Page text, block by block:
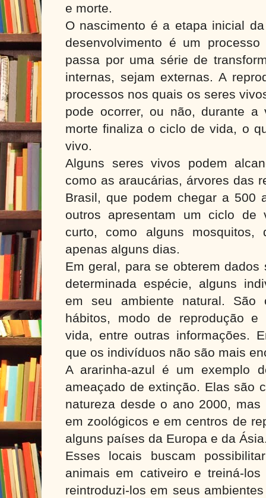
e morte.
O nascimento é a etapa inicial
desenvolvimento é um
passa por uma série de
internas, sejam externas. A
processos nos quais os seres
pode ocorrer, ou não, durante
morte finaliza o ciclo de vida, o
vivo.
Alguns seres vivos podem
como as araucárias, árvores das
Brasil, que podem chegar a 500
outros apresentam um ciclo de
curto, como alguns mosquitos,
apenas alguns dias.
Em geral, para se obterem
determinada espécie, alguns
em seu ambiente natural. São
hábitos, modo de reprodução e
vida, entre outras informações.
que os indivíduos não são mais
A ararinha-azul é um exemplo
ameaçado de extinção. Elas são
natureza desde o ano 2000,
em zoológicos e em centros de
alguns países da Europa e da
Esses locais buscam
animais em cativeiro e treiná-
reintroduzi-los em seus